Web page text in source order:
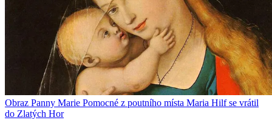
Obraz Panny Marie Pomocné z poutního místa Maria Hilf se vrátil
do Zlatých Hor